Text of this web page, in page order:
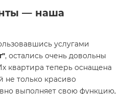
— наша
услугами
, остались очень довольны
квартира теперь оснащена
не только красиво
выполняет свою функцию,